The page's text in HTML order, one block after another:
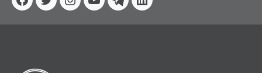
Facebook
TwitterInstagram
YouTube
TelegramLinkedin